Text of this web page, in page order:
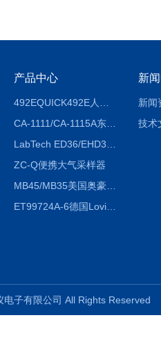
产品中心
CA-1111/CA-1115A东京理化EYELA CA-1111/CA-1115A冷却水循环装置
ZC-Q便携大气采样器
MB45/MB35美国奥豪斯OHAUS MB45/MB35卤素红外水分测定仪
ET99724A-6德国Lovibond ET99724A-6微电脑BOD测定仪
新
新闻
技术
电子有限公司 All Rights